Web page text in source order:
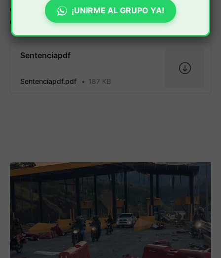
consolidando la posición de Guevara Bravo en el
Concejo de Popayán.
Sentenciapdf
Sentenciapdf.pdf 187 KB
¡UNIRME AL GRUPO YA!